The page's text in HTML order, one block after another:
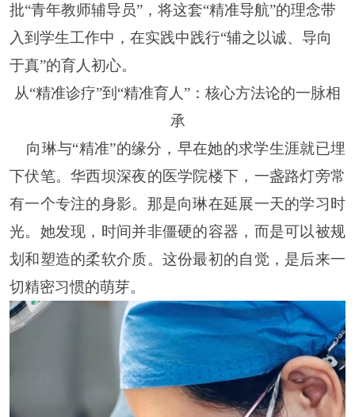
批“青年教师辅导员”，将这套“精准导航”的理念带
入到学生工作中，在实践中践行“辅之以诚、导向
于真”的育人初心。
从“精准诊疗”到“精准育人”：核心方法论的一脉相
承
向琳与“精准”的缘分，早在她的求学生涯就已埋
下伏笔。华西坝深夜的医学院楼下，一盏路灯旁常
有一个专注的身影。那是向琳在延展一天的学习时
光。她发现，时间并非僵硬的容器，而是可以被规
划和塑造的柔软介质。这份最初的自觉，是后来一
切精密习惯的萌芽。